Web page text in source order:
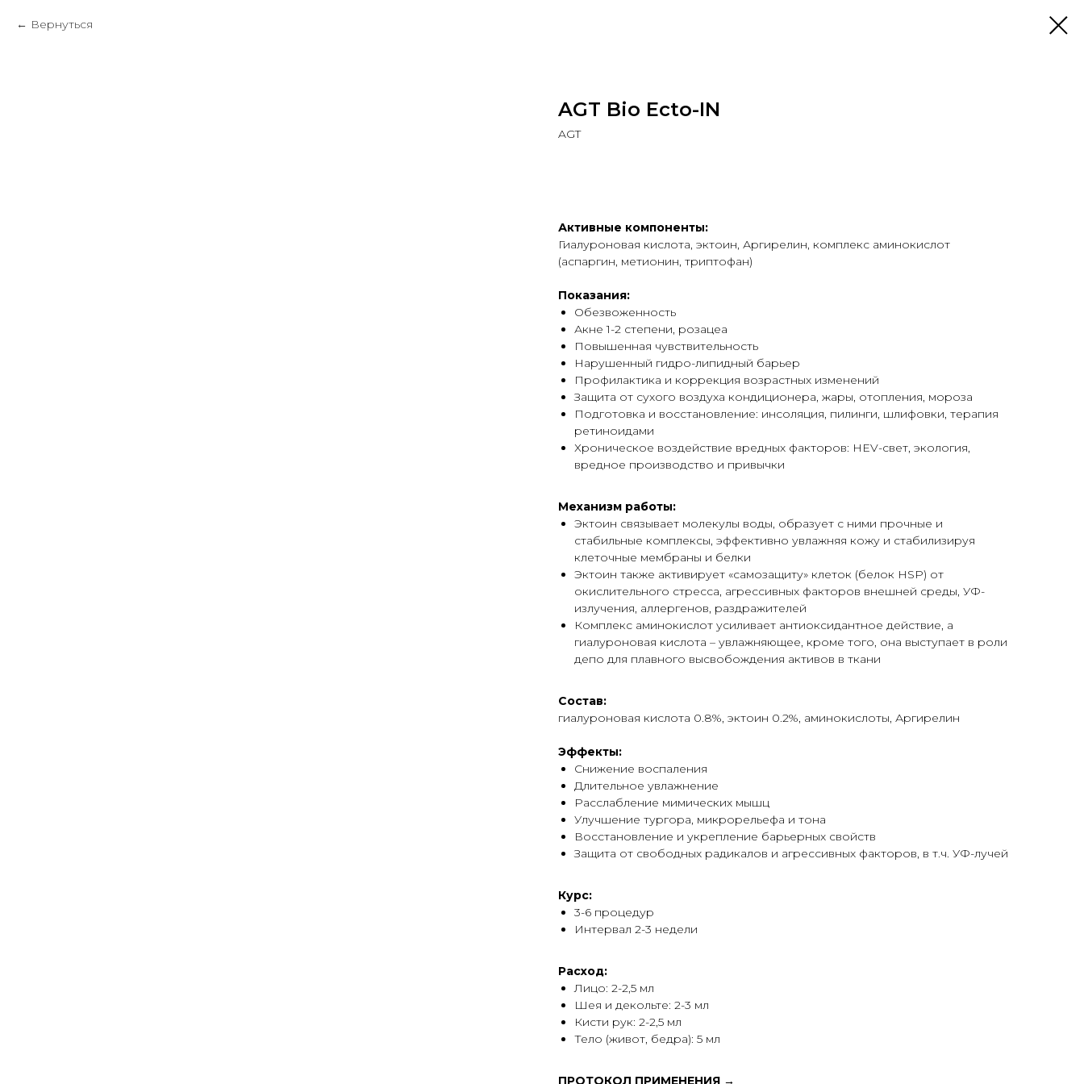
Вернуться
AGT Bio Ecto-IN
AGT
Активные компоненты:
Гиалуроновая кислота, эктоин, Аргирелин, комплекс аминокислот
(аспаргин, метионин, триптофан)
Показания:
Обезвоженность
Акне 1-2 степени, розацеа
Повышенная чувствительность
Нарушенный гидро-липидный барьер
Профилактика и коррекция возрастных изменений
Защита от сухого воздуха кондиционера, жары, отопления, мороза
Подготовка и восстановление: инсоляция, пилинги, шлифовки, терапия
ретиноидами
Хроническое воздействие вредных факторов: HEV-свет, экология,
вредное производство и привычки
Механизм работы:
Эктоин связывает молекулы воды, образует с ними прочные и
стабильные комплексы, эффективно увлажняя кожу и стабилизируя
клеточные мембраны и белки
Эктоин также активирует «самозащиту» клеток (белок HSP) от
окислительного стресса, агрессивных факторов внешней среды, УФ-
излучения, аллергенов, раздражителей
Комплекс аминокислот усиливает антиоксидантное действие, а
гиалуроновая кислота – увлажняющее, кроме того, она выступает в роли
депо для плавного высвобождения активов в ткани
Состав:
гиалуроновая кислота 0.8%, эктоин 0.2%, аминокислоты, Аргирелин
Эффекты:
Снижение воспаления
Длительное увлажнение
Расслабление мимических мышц
Улучшение тургора, микрорельефа и тона
Восстановление и укрепление барьерных свойств
Защита от свободных радикалов и агрессивных факторов, в т.ч. УФ-лучей
Курс:
3-6 процедур
Интервал 2-3 недели
Расход:
Лицо: 2-2,5 мл
Шея и декольте: 2-3 мл
Кисти рук: 2-2,5 мл
Тело (живот, бедра): 5 мл
ПРОТОКОЛ ПРИМЕНЕНИЯ →